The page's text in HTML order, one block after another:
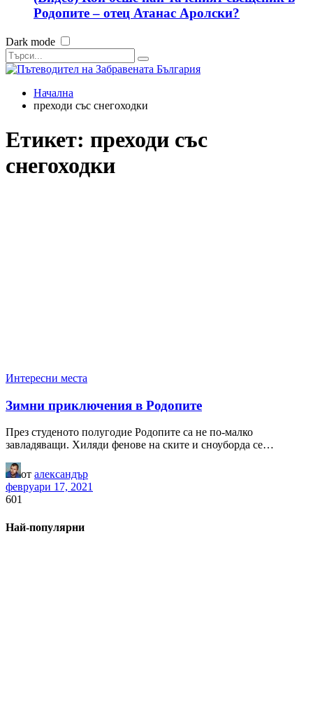
Родопите – отец Атанас Аролски?
Dark mode
Начална
преходи със снегоходки
Етикет: преходи със
снегоходки
Интересни места
Зимни приключения в Родопите
През студеното полугодие Родопите са не по-малко
завладяващи. Хиляди фенове на ските и сноуборда се…
от александър
февруари 17, 2021
601
Най-популярни